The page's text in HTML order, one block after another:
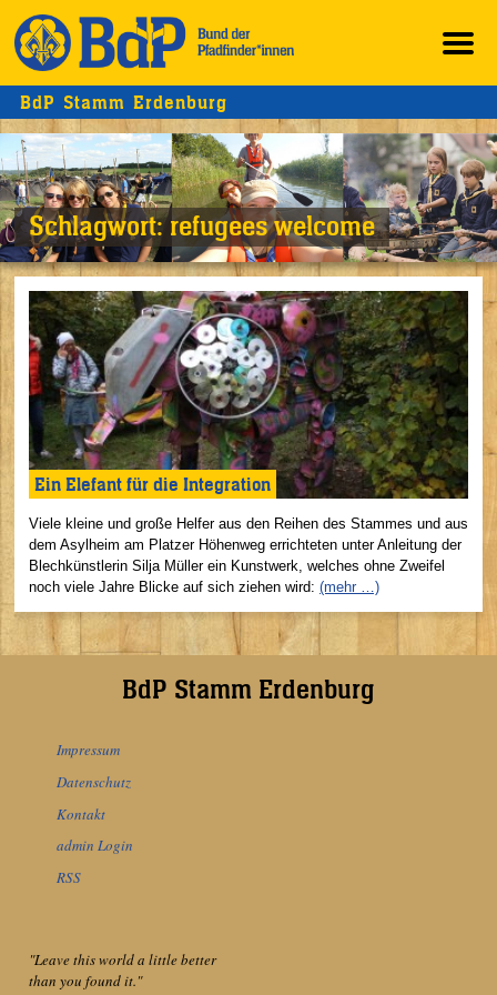
BdP Stamm Erdenburg
Schlagwort:refugees welcome
Ein Elefant für die Integration
Viele kleine und große Helfer aus den Reihen des Stammes und aus
dem Asylheim am Platzer Höhenweg errichteten unter Anleitung der
Blechkünstlerin Silja Müller ein Kunstwerk, welches ohne Zweifel
noch viele Jahre Blicke auf sich ziehen wird: (mehr …)
BdP Stamm Erdenburg
Impressum
Datenschutz
Kontakt
admin Login
RSS
"Leave this world a little better
than you found it."